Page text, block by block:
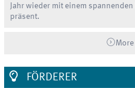
Jahr wieder mit einem
präsent.
FÖRDERER